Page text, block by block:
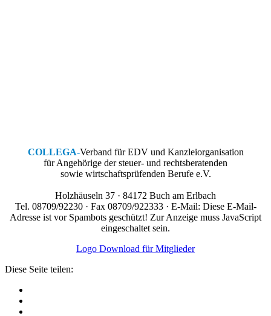
COLLEGA-Verband für EDV und Kanzleiorganisation
für Angehörige der steuer- und rechtsberatenden
sowie wirtschaftsprüfenden Berufe e.V.
Holzhäuseln 37 · 84172 Buch am Erlbach
Tel. 08709/92230 · Fax 08709/922333 · E-Mail: Diese E-Mail-
Adresse ist vor Spambots geschützt! Zur Anzeige muss JavaScript
eingeschaltet sein.
Logo Download für Mitglieder
Diese Seite teilen: